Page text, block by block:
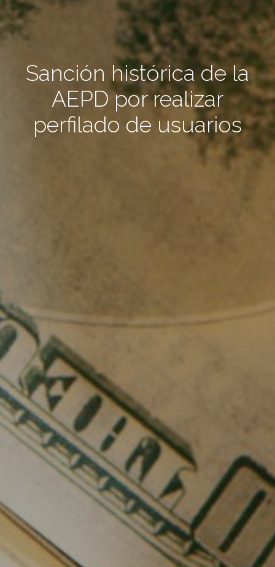
Sanción histórica de la
AEPD por realizar
perfilado de usuarios